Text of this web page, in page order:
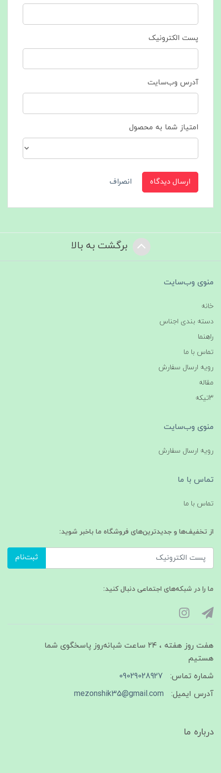
پست الکترونیک
آدرس وب‌سایت
امتیاز شما به محصول
ارسال دیدگاه انصراف
برگشت به بالا
منوی وب‌سایت
خانه
دسته بندی اجناس
راهنما
تماس با ما
رویه ارسال سفارش
مقاله
3تیکه
منوی وب‌سایت
رویه ارسال سفارش
تماس با ما
تماس با ما
از تخفیف‌ها و جدیدترین‌های فروشگاه ما باخبر شوید:
ثبت‌نام
ما را در شبکه‌های اجتماعی دنبال کنید:
هفت روز هفته ، ۲۴ ساعت شبانه‌روز پاسخگوی شما
هستیم
شماره تماس:
09029028927
آدرس ایمیل:
mezonshik35@gmail.com
درباره ما